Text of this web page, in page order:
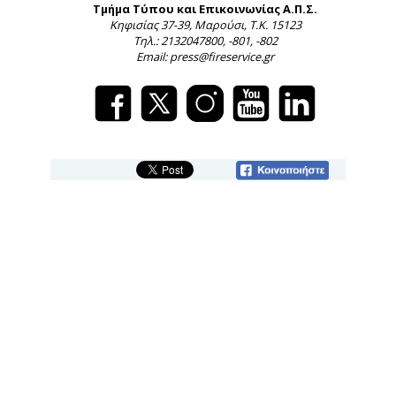
Τμήμα Τύπου και Επικοινωνίας Α.Π.Σ.
Κηφισίας 37-39, Μαρούσι, Τ.Κ. 15123
Τηλ.: 2132047800, -801, -802
Email: press@fireservice.gr